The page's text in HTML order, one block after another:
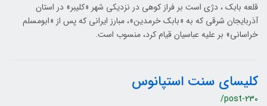
قلعه بابک ، دژی است بر فراز کوهی در نزدیکی شهر «کلیبر» در استان
آذربایجان شرقی که به «بابک خرمدین»، مبارز ایرانی که پس از «ابومسلم
خراسانی» بر علیه عباسیان قیام کرد، منسوب است.
کلیسای سنت استپانوس
/post-230